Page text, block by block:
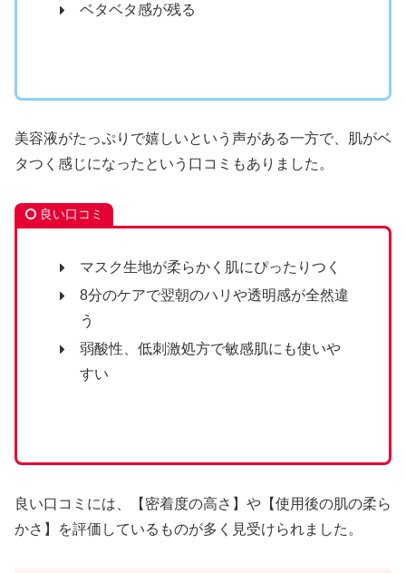
ベタベタ感が残る
美容液がたっぷりで嬉しいという声がある一方で、肌がベ
タつく感じになったという口コミもありました。
良い口コミ
マスク生地が柔らかく肌にぴったりつく
8分のケアで翌朝のハリや透明感が全然違
う
弱酸性、低刺激処方で敏感肌にも使いや
すい
良い口コミには、【密着度の高さ】や【使用後の肌の柔ら
かさ】を評価しているものが多く見受けられました。